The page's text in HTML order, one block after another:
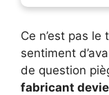
Ce n’est pas le
sentiment
de question
fabricant